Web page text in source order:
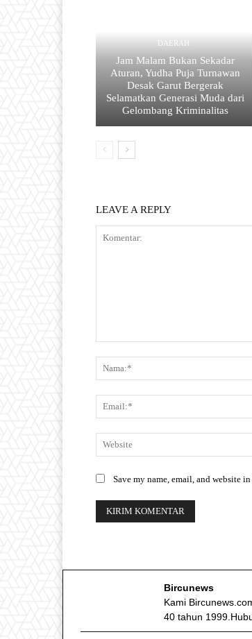
DAERAH
Jam Malam Bukan Sekadar
Aturan, Yudha Puja Turnawan
Desak Garut Bergerak
Selamatkan Generasi Muda dari
Gelombang Kriminalitas
LEAVE A REPLY
Save my name, email, and website
Bircunews
Kami
40 tahun